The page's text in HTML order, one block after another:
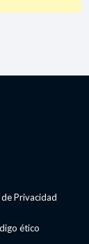
Privacidad
ético